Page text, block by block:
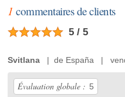
1 commentaires de clients
5 / 5
Svitlana | de España |
Évaluation globale : 5